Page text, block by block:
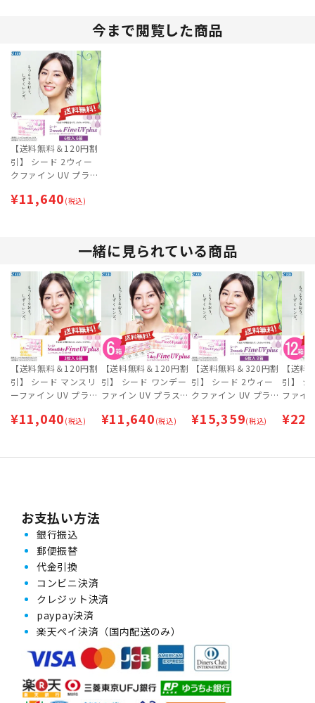
今まで閲覧した商品
【送料無料＆120円割
引】 シード 2ウィー
クファイン UV プラス
plus) 6箱セット [約9
¥11,640 (税込)
一緒に見られている商品
【送料無料＆120円割
引】 シード マンスリ
ーファイン UV プラス
V plus) 6箱セット [約
¥11,040 (税込)
【送料無料＆120円割
引】 シード ワンデー
ファイン UV プラス
lus) 30枚入×6箱セッ
¥11,640 (税込)
【送料無料＆320円割
引】 シード 2ウィー
クファイン UV プラス
plus) 8箱セット [約1
¥15,359(税込)
【送
引】 シ
ファイ
lus) 30
¥
お支払い方法
銀行振込
郵便振替
代金引換
コンビニ決済
クレジット決済
paypay決済
楽天ペイ決済（国内配送のみ）